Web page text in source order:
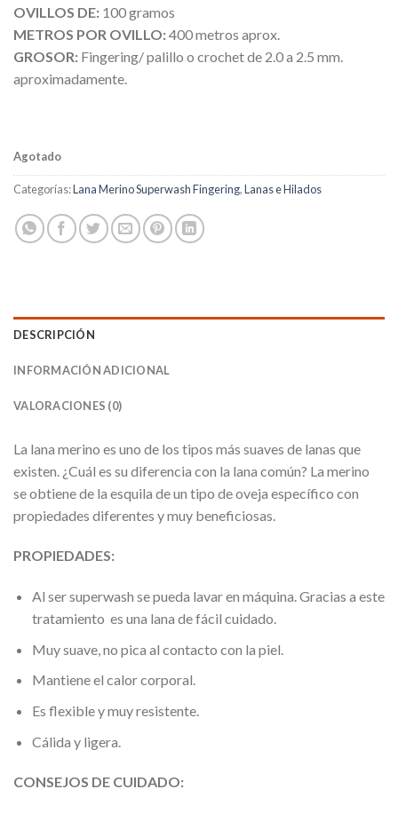
OVILLOS DE: 100 gramos
METROS POR OVILLO:400 metros aprox.
GROSOR: Fingering/ palillo o crochet de 2.0 a 2.5 mm.
aproximadamente.
Agotado
Categorías:Lana Merino Superwash Fingering,Lanas e Hilados
DESCRIPCIÓN
INFORMACIÓN ADICIONAL
VALORACIONES (0)
La lana merino es uno de los tipos más suaves de lanas que
existen. ¿Cuál es su diferencia con la lana común? La merino
se obtiene de la esquila de un tipo de oveja específico con
propiedades diferentes y muy beneficiosas.
PROPIEDADES:
Al ser superwash se pueda lavar en máquina. Gracias a este
tratamiento es una lana de fácil cuidado.
Muy suave, no pica al contacto con la piel.
Mantiene el calor corporal.
Es flexible y muy resistente.
Cálida y ligera.
CONSEJOS DE CUIDADO: